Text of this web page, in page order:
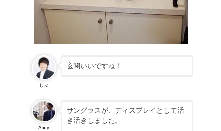
しぶ
玄関いいですね！
Andy
サングラスが、ディスプレイとして活
き活きしました。